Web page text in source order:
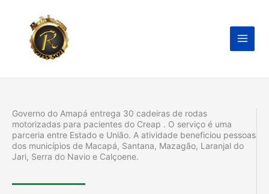
conteúdo
Governo do Amapá entrega 30 cadeiras de rodas
motorizadas para pacientes do Creap . O serviço é uma
parceria entre Estado e União. A atividade beneficiou pessoas
dos municípios de Macapá, Santana, Mazagão, Laranjal do
Jari, Serra do Navio e Calçoene.